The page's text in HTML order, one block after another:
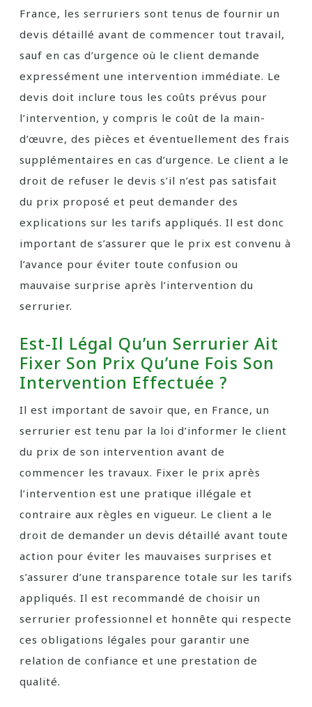
France, les serruriers sont tenus de fournir un
devis détaillé avant de commencer tout travail,
sauf en cas d’urgence où le client demande
expressément une intervention immédiate. Le
devis doit inclure tous les coûts prévus pour
l’intervention, y compris le coût de la main-
d’œuvre, des pièces et éventuellement des frais
supplémentaires en cas d’urgence. Le client a le
droit de refuser le devis s’il n’est pas satisfait
du prix proposé et peut demander des
explications sur les tarifs appliqués. Il est donc
important de s’assurer que le prix est convenu à
l’avance pour éviter toute confusion ou
mauvaise surprise après l’intervention du
serrurier.
Est-Il Légal Qu’un Serrurier Ait
Fixer Son Prix Qu’une Fois Son
Intervention Effectuée ?
Il est important de savoir que, en France, un
serrurier est tenu par la loi d’informer le client
du prix de son intervention avant de
commencer les travaux. Fixer le prix après
l’intervention est une pratique illégale et
contraire aux règles en vigueur. Le client a le
droit de demander un devis détaillé avant toute
action pour éviter les mauvaises surprises et
s’assurer d’une transparence totale sur les tarifs
appliqués. Il est recommandé de choisir un
serrurier professionnel et honnête qui respecte
ces obligations légales pour garantir une
relation de confiance et une prestation de
qualité.